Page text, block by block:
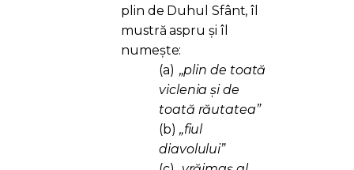
plin de Duhul Sfânt, îl
mustră aspru și îl
numește:
(a) „plin de toată
viclenia și de
toată răutatea”
(b) „fiul
diavolului”